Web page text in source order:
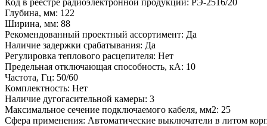
Код в реестре радиоэлектронной продукции: РЭ-2516/20
Глубина, мм: 122
Ширина, мм: 88
Рекомендованный проектный ассортимент: Да
Наличие задержки срабатывания: Да
Регулировка теплового расцепителя: Нет
Предельная отключающая способность, кA: 10
Частота, Гц: 50/60
Комплектность: Нет
Наличие дугогасительной камеры: 3
Максимальное сечение подключаемого кабеля, мм2: 25
Сфера применения: Автоматические выключатели в литом